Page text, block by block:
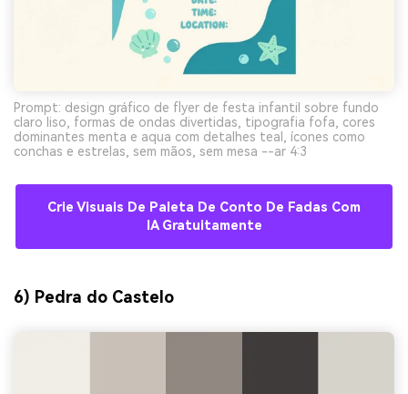
Prompt: design gráfico de flyer de festa infantil sobre fundo
claro liso, formas de ondas divertidas, tipografia fofa, cores
dominantes menta e aqua com detalhes teal, ícones como
conchas e estrelas, sem mãos, sem mesa --ar 4:3
Crie Visuais De Paleta De Conto De Fadas Com
IA Gratuitamente
6) Pedra do Castelo